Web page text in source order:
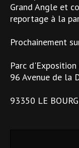
Grand Angle et
reportage à la
Prochainement
Parc
96 Avenue de la
93350 LE